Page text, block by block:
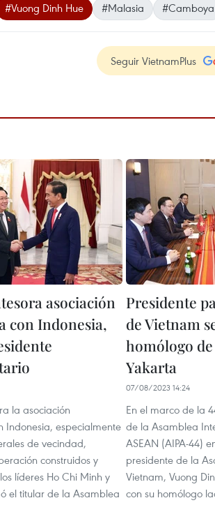
#Vuong Dinh Hue #Malasia #Camboya
Seguir VietnamPlus
asociación
con Indonesia,
la asociación
Indonesia, especialmente
de vecindad,
construidos y
líderes Ho Chi Minh y
el titular de la Asamblea
Presidente
de Vietnam
homólogo
Yakarta
07/08/2023 14:24
En el marco de la
de la Asamblea
ASEAN (AIPA-44)
presidente de la
Vietnam, Vuong
con su homólogo